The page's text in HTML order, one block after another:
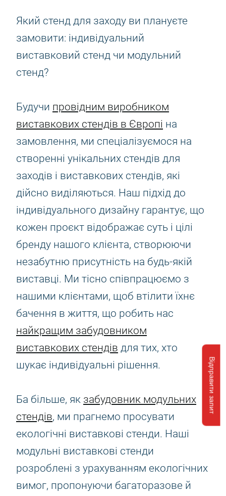
Відправити запит
Який стенд для заходу ви плануєте
замовити: індивідуальний
виставковий стенд чи модульний
стенд?
Будучи провідним виробником
виставкових стендів в Європі на
замовлення, ми спеціалізуємося на
створенні унікальних стендів для
заходів і виставкових стендів, які
дійсно виділяються. Наш підхід до
індивідуального дизайну гарантує, що
кожен проєкт відображає суть і цілі
бренду нашого клієнта, створюючи
незабутню присутність на будь-якій
виставці. Ми тісно співпрацюємо з
нашими клієнтами, щоб втілити їхнє
бачення в життя, що робить нас
найкращим забудовником
виставкових стендів для тих, хто
шукає індивідуальні рішення.
Ба більше, як забудовник модульних
стендів, ми прагнемо просувати
екологічні виставкові стенди. Наші
модульні виставкові стенди
розроблені з урахуванням екологічних
вимог, пропонуючи багаторазове й